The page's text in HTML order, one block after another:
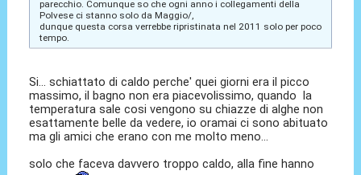
parecchio. Comunque so che ogni anno i collegamenti della
Polvese ci stanno solo da Maggio/,
dunque questa corsa verrebbe ripristinata nel 2011 solo per poco
tempo.
Si... schiattato di caldo perche' quei giorni era il picco
massimo, il bagno non era piacevolissimo, quando la
temperatura sale cosi vengono su chiazze di alghe non
esattamente belle da vedere, io oramai ci sono abituato
ma gli amici che erano con me molto meno...
solo che faceva davvero troppo caldo, alla fine hanno